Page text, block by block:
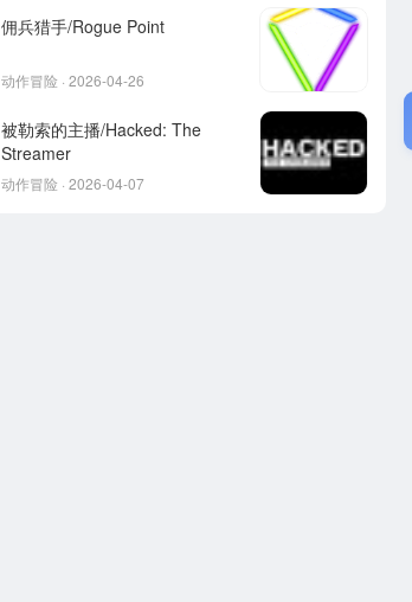
佣兵猎手/Rogue Point
动作冒险 · 2026-04-26
被勒索的主播/Hacked: The
Streamer
动作冒险 · 2026-04-07